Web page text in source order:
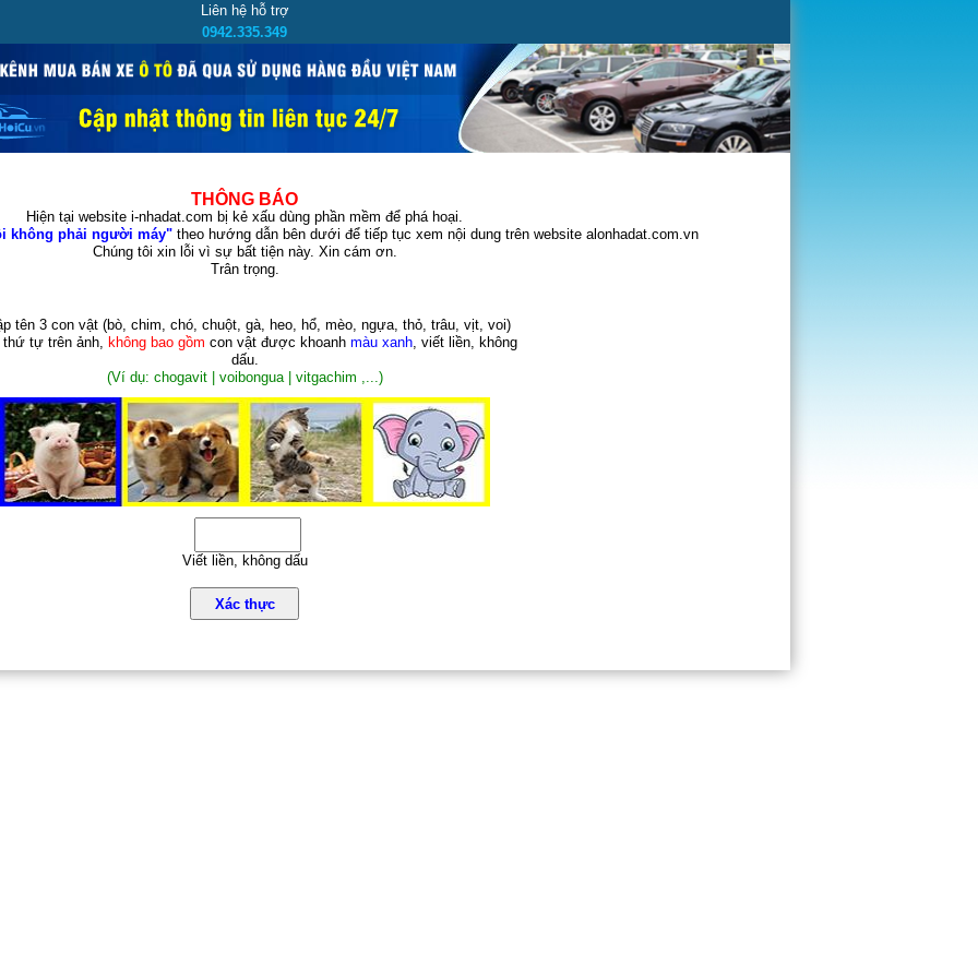
Liên hệ hỗ trợ
0942.335.349
THÔNG BÁO
Hiện tại website i-nhadat.com bị kẻ xấu dùng phần mềm để phá hoại.
không phải người máy"theo hướng dẫn bên dưới để tiếp tục xem nội dung trên website alonhadat.com.vn
Chúng tôi xin lỗi vì sự bất tiện này. Xin cám ơn.
Trân trọng.
tên 3 con vật (bò, chim, chó, chuột, gà, heo, hổ, mèo, ngựa, thỏ, trâu, vịt, voi)
thứ tự trên ảnh, không bao gồm con vật được khoanh màu xanh, viết liền, không
dấu.
(Ví dụ: chogavit | voibongua | vitgachim ,...)
Viết liền, không dấu
Xác thực